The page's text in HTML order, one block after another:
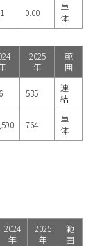
0.00
単
体
2025
年
範
囲
535
連
結
764
単
体
2024
年
2025
年
範
囲